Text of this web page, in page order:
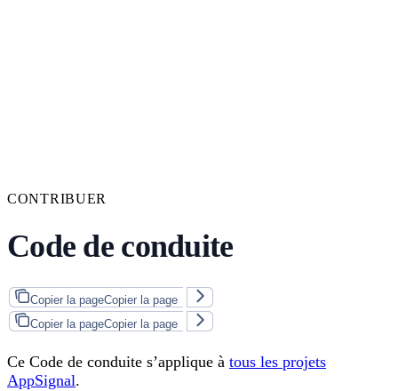
CONTRIBUER
Code de conduite
Copier la pageCopier la page
Copier la pageCopier la page
Ce Code de conduite s’applique à tous les projets
AppSignal.